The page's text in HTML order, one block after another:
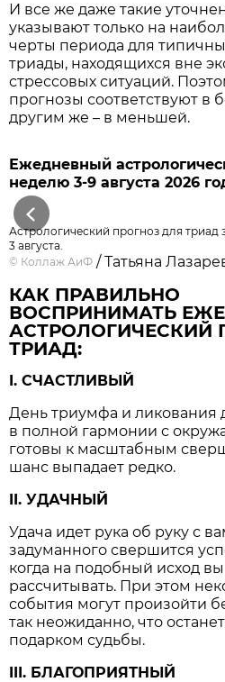
И все же даже такие
указывают только на
черты периода для
триады, находящихся вне
стрессовых ситуаций.
прогнозы соответствуют в
другим же – в меньшей.
Ежедневный
неделю 3-9 августа 2026
Previous
Астрологический прогноз для триад
3 августа.
© Коллаж АиФ / Татьяна
КАК ПРАВИЛЬНО
ВОСПРИНИМАТЬ
АСТРОЛОГИЧЕСКИЙ
ТРИАД:
I. СЧАСТЛИВЫЙ
День триумфа и ликования
в полной гармонии с
готовы к масштабным
шанс выпадает редко.
II. УДАЧНЫЙ
Удача идет рука об руку с
задуманного свершится
когда на подобный исход
рассчитывать. При этом
события могут произойти
так неожиданно, что
подарком судьбы.
III. БЛАГОПРИЯТНЫЙ